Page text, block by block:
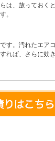
は、放ってお
。
す。汚れたエ
れば、さらに効